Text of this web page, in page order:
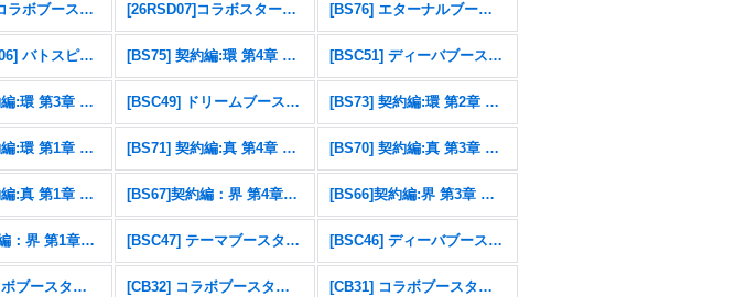
[26RCB01]コラボブースター 仮面ライダー 運命の戦線 [26RSD07]コラボスターター 仮面ライダー AGENT OF DREAM [BS76] エターナルブースター 永皇の輝き
[26RSD01~06] バトスピエントリーデッキ [BS75] 契約編:環 第4章 英雄傑集 [BSC51] ディーバブースター メモリアルレコード
[BS74] 契約編:環 第3章 覇極来臨 [BSC49] ドリームブースター 巡る星々 [BS73] 契約編:環 第2章 天地転世
[BS72] 契約編:環 第1章 廻帰再醒 [BS71] 契約編:真 第4章 神王の帰還 [BS70] 契約編:真 第3章 全天の覇神
[BS68] 契約編:真 第1章 神々の戦い [BS67]契約編：界 第4章：界導 [BS66]契約編:界 第3章 紡約
[BS64]契約編：界 第1章：閃刃 [BSC47] テーマブースター REBIRTH OF LEGENDS [BSC46] ディーバブースター 10thアフターパーティ
[CB33] コラボブースター ペルソナ３ リロード [CB32] コラボブースター ウルトラマン イマジネーションパワー [CB31] コラボブースター 仮面ライダー Exceed the limit